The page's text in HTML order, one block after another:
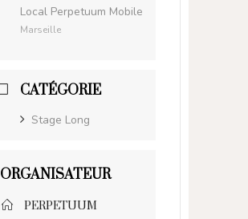
Local Perpetuum Mobile
Marseille
CATÉGORIE
Stage Long
ORGANISATEUR
PERPETUUM